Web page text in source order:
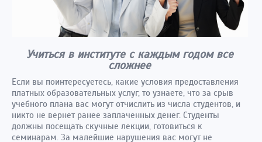
Учиться в институте с каждым годом все
сложнее
Если вы поинтересуетесь, какие условия предоставления
платных образовательных услуг, то узнаете, что за срыв
учебного плана вас могут отчислить из числа студентов, и
никто не вернет ранее заплаченных денег. Студенты
должны посещать скучные лекции, готовиться к
семинарам. За малейшие нарушения вас могут не